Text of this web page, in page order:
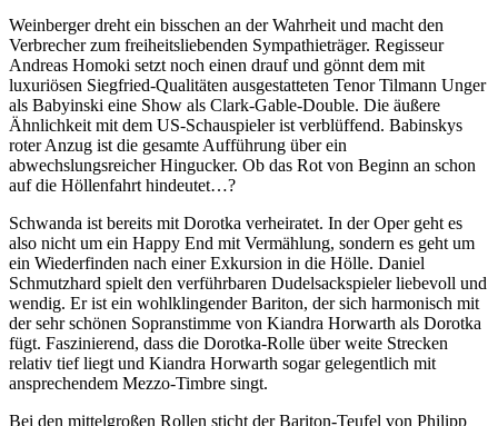
Weinberger dreht ein bisschen an der Wahrheit und macht den
Verbrecher zum freiheitsliebenden Sympathieträger. Regisseur
Andreas Homoki setzt noch einen drauf und gönnt dem mit
luxuriösen Siegfried-Qualitäten ausgestatteten Tenor Tilmann Unger
als Babyinski eine Show als Clark-Gable-Double. Die äußere
Ähnlichkeit mit dem US-Schauspieler ist verblüffend. Babinskys
roter Anzug ist die gesamte Aufführung über ein
abwechslungsreicher Hingucker. Ob das Rot von Beginn an schon
auf die Höllenfahrt hindeutet…?
Schwanda ist bereits mit Dorotka verheiratet. In der Oper geht es
also nicht um ein Happy End mit Vermählung, sondern es geht um
ein Wiederfinden nach einer Exkursion in die Hölle. Daniel
Schmutzhard spielt den verführbaren Dudelsackspieler liebevoll und
wendig. Er ist ein wohlklingender Bariton, der sich harmonisch mit
der sehr schönen Sopranstimme von Kiandra Horwarth als Dorotka
fügt. Faszinierend, dass die Dorotka-Rolle über weite Strecken
relativ tief liegt und Kiandra Horwarth sogar gelegentlich mit
ansprechendem Mezzo-Timbre singt.
Bei den mittelgroßen Rollen sticht der Bariton-Teufel von Philipp